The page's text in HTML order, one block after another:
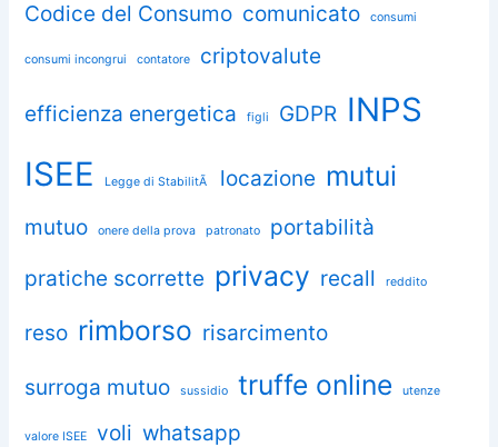
Codice del Consumo comunicato consumi
consumi incongrui contatore criptovalute
efficienza energetica figli GDPR INPS
ISEE
Legge di StabilitÃ locazione mutui
mutuo onere della prova patronato
portabilità
pratiche scorrette privacy recall reddito
reso rimborso risarcimento
surroga mutuo sussidio truffe online utenze
valore ISEE voli whatsapp